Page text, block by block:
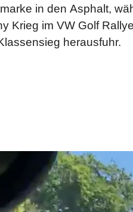
in den Asphalt,
Krieg im VW Golf
herausfuhr.